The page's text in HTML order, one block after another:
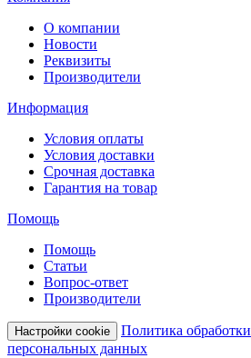
О компании
Новости
Реквизиты
Производители
Информация
Условия оплаты
Условия доставки
Срочная доставка
Гарантия на товар
Помощь
Помощь
Статьи
Вопрос-ответ
Производители
Настройки cookie
Политика обработки
персональных данных